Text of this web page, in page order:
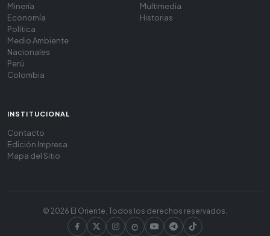
Minería
Economía
Política
Medio Ambiente
Nacionales
Perú
Colombia
Multimedia
Historias
INSTITUCIONAL
Contacto
Edición Impresa
Mapa del Sitio
© 2026 El Oriente. Todos los derechos reservados.